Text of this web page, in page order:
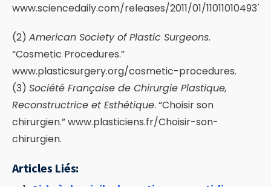
www.sciencedaily.com/releases/2011/01/
(2) American Society of Plastic Surgeons.
“Cosmetic Procedures.”
www.plasticsurgery.org/cosmetic-procedures.
(3) Société Française de Chirurgie Plastique,
Reconstructrice et Esthétique. “Choisir son
chirurgien.” www.plasticiens.fr/Choisir-son-
chirurgien.
Articles Liés: